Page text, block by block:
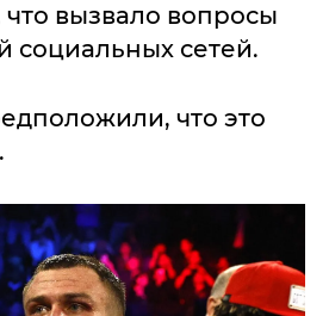
вызвало вопросы
социальных сетей.
что это